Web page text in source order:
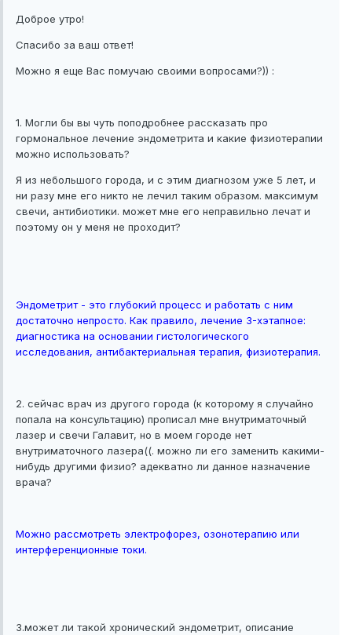
Доброе утро!
Спасибо за ваш ответ!
Можно я еще Вас помучаю своими вопросами?)) :
1. Могли бы вы чуть поподробнее рассказать про
гормональное лечение эндометрита и какие физиотерапии
можно использовать?
Я из небольшого города, и с этим диагнозом уже 5 лет, и
ни разу мне его никто не лечил таким образом. максимум
свечи, антибиотики. может мне его неправильно лечат и
поэтому он у меня не проходит?
Эндометрит - это глубокий процесс и работать с ним
достаточно непросто. Как правило, лечение 3-хэтапное:
диагностика на основании гистологического
исследования, антибактериальная терапия, физиотерапия.
2. сейчас врач из другого города (к которому я случайно
попала на консультацию) прописал мне внутриматочный
лазер и свечи Галавит, но в моем городе нет
внутриматочного лазера((. можно ли его заменить какими-
нибудь другими физио? адекватно ли данное назначение
врача?
Можно рассмотреть электрофорез, озонотерапию или
интерференционные токи.
3.может ли такой хронический эндометрит, описание